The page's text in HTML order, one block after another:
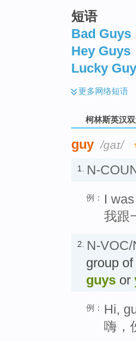
短语
Bad Guys
Hey Guys
Lucky
更多网络短语
柯林斯英汉
guy /ɡaɪ/
1. N-
例：
I
我跟
2. N-
group
guys or
例： Hi,
嗨，